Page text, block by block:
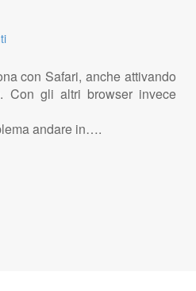
con Safari, anche attivando
Con gli altri browser invece
andare in….